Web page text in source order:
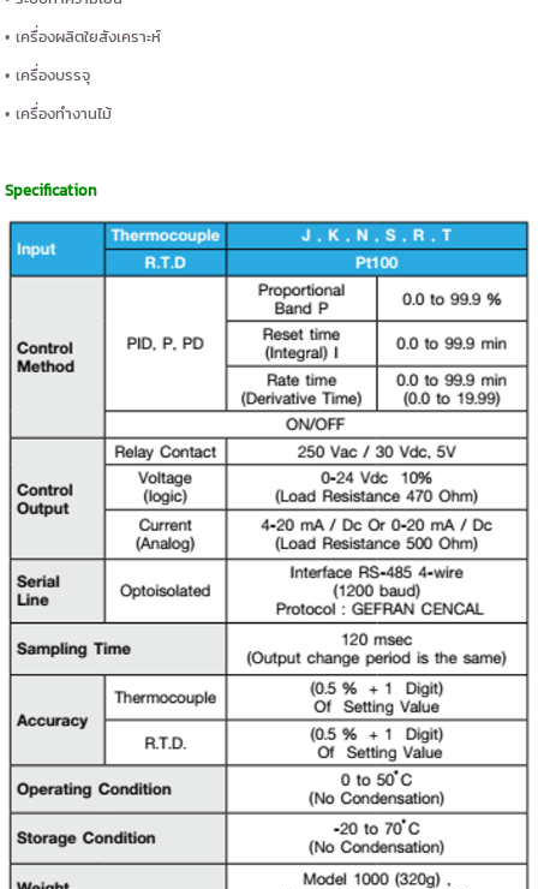
• เครื่องผลิตใยสังเคราะห์
• เครื่องบรรจุ
• เครื่องทำงานไม้
Specification